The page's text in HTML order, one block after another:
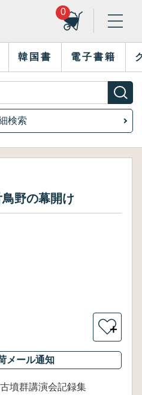
0
韓国書 電子書籍
検索
野の幕開け
＋
メール通知
墳群講演会記録集